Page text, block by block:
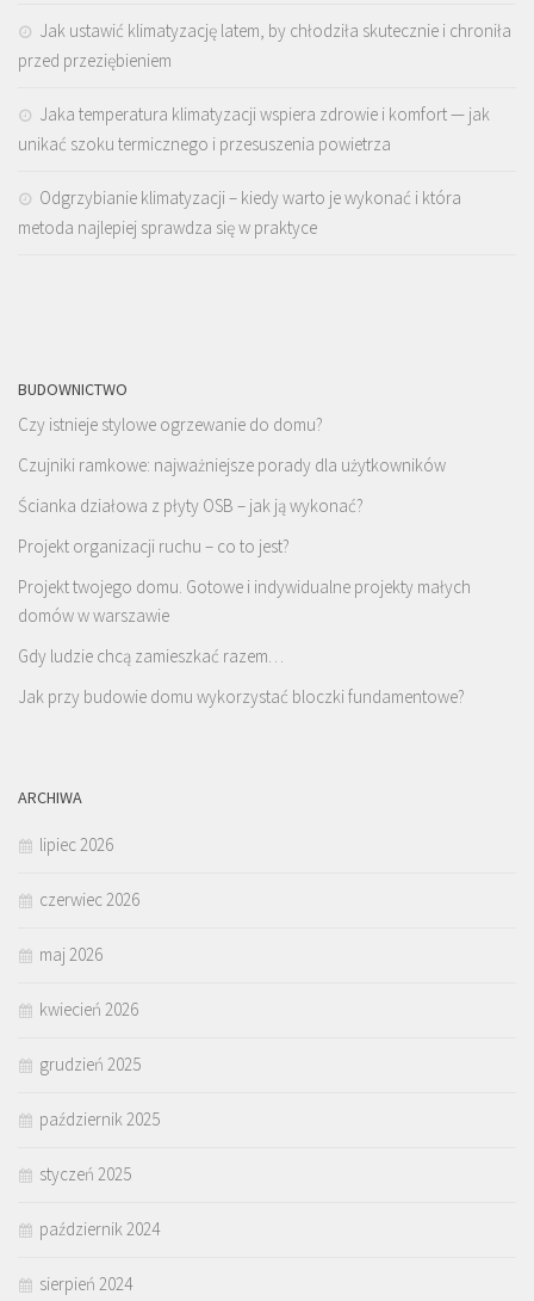
Jak ustawić klimatyzację latem, by chłodziła skutecznie i chroniła
przed przeziębieniem
Jaka temperatura klimatyzacji wspiera zdrowie i komfort — jak
unikać szoku termicznego i przesuszenia powietrza
Odgrzybianie klimatyzacji – kiedy warto je wykonać i która
metoda najlepiej sprawdza się w praktyce
BUDOWNICTWO
Czy istnieje stylowe ogrzewanie do domu?
Czujniki ramkowe: najważniejsze porady dla użytkowników
Ścianka działowa z płyty OSB – jak ją wykonać?
Projekt organizacji ruchu – co to jest?
Projekt twojego domu. Gotowe i indywidualne projekty małych
domów w warszawie
Gdy ludzie chcą zamieszkać razem…
Jak przy budowie domu wykorzystać bloczki fundamentowe?
ARCHIWA
lipiec 2026
czerwiec 2026
maj 2026
kwiecień 2026
grudzień 2025
październik 2025
styczeń 2025
październik 2024
sierpień 2024